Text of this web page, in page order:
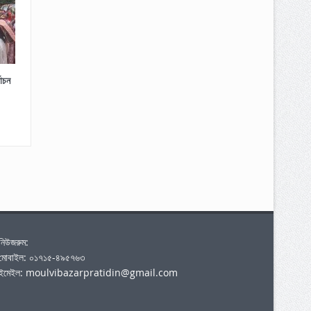
০১৭১৫-৪৯৫৭৬৩
moulvibazarpratidin@gmail.com